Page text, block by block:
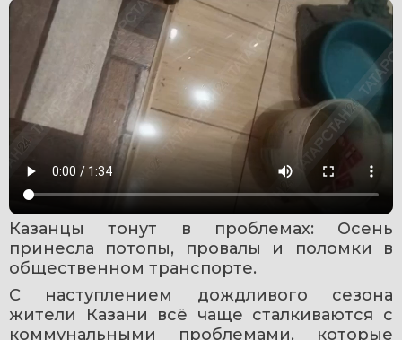
Казанцы тонут в проблемах: Осень
принесла потопы, провалы и поломки в
общественном транспорте.
С наступлением дождливого сезона
жители Казани всё чаще сталкиваются с
коммунальными проблемами, которые